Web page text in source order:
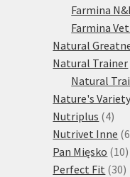
Farmina
Farmina
Natural
Natural Trainer
Natural
Nature's Variety
Nutriplus 44
Nutrivet Inne 6
Pan Mięsko 1010
Perfect Fit 3030